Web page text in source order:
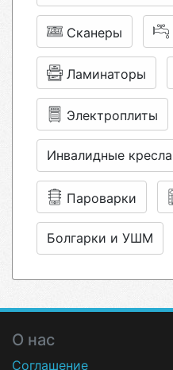
Сканеры
Ламинаторы
Электроплиты
Инвалидные кресла
Пароварки
Болгарки и УШМ
О нас
Соглашение